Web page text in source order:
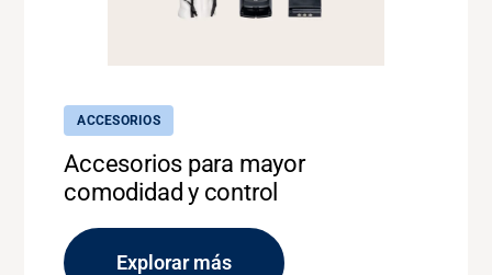
ACCESORIOS
Accesorios para mayor
comodidad y control
Explorar más